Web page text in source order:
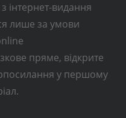
інтернет-видання
лише за умови
пряме, відкрите
у першому